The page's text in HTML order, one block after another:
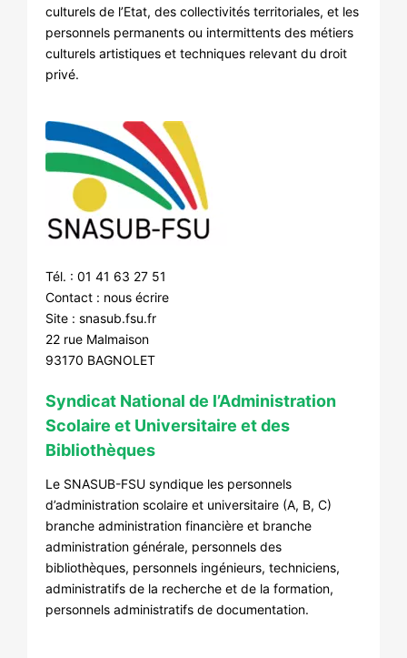
culturels de l’Etat, des collectivités territoriales, et les
personnels permanents ou intermittents des métiers
culturels artistiques et techniques relevant du droit
privé.
Tél. : 01 41 63 27 51
Contact : nous écrire
Site : snasub.fsu.fr
22 rue Malmaison
93170 BAGNOLET
Syndicat National de l’Administration
Scolaire et Universitaire et des
Bibliothèques
Le SNASUB-FSU syndique les personnels
d’administration scolaire et universitaire (A, B, C)
branche administration financière et branche
administration générale, personnels des
bibliothèques, personnels ingénieurs, techniciens,
administratifs de la recherche et de la formation,
personnels administratifs de documentation.